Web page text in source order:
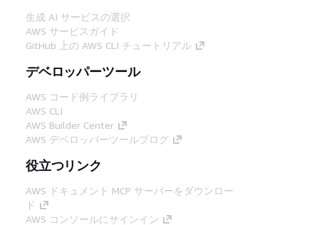
生成 AI サービスの選択
AWS サービスガイド
GitHub 上の AWS CLI チュートリアル
デベロッパーツール
AWS コード例ライブラリ
AWS CLI
AWS Builder Center
AWS デベロッパーツールブログ
役立つリンク
AWS ドキュメント MCP サーバーをダウンロー
ド
AWS コンソールにサインイン